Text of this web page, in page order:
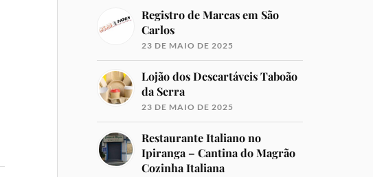
Registro de Marcas em São
Carlos
23 DE MAIO DE 2025
Lojão dos Descartáveis Taboão
da Serra
23 DE MAIO DE 2025
Restaurante Italiano no
Ipiranga – Cantina do Magrão
Cozinha Italiana